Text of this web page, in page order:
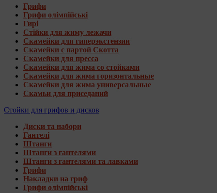
Грифи
Грифи олімпійські
Гирі
Стійки для жиму лежачи
Скамейки для гиперэкстензии
Скамейки с партой Скотта
Скамейки для пресса
Скамейки для жима со стойками
Скамейки для жима горизонтальные
Скамейки для жима универсальные
Скамьи для приседаний
Стойки для грифов и дисков
Диски та набори
Гантелі
Штанги
Штанги з гантелями
Штанги з гантелями та лавками
Грифи
Накладки на гриф
Грифи олімпійські